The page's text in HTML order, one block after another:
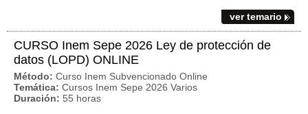
ver temario
CURSO Inem Sepe 2026 Ley de protección de
datos (LOPD) ONLINE
Método: Curso Inem Subvencionado Online
Temática: Cursos Inem Sepe 2026 Varios
Duración: 55 horas